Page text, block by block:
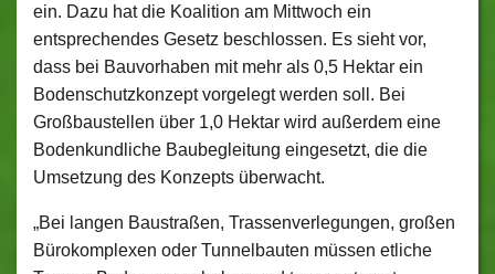
ein. Dazu hat die Koalition am Mittwoch ein
entsprechendes Gesetz beschlossen. Es sieht vor,
dass bei Bauvorhaben mit mehr als 0,5 Hektar ein
Bodenschutzkonzept vorgelegt werden soll. Bei
Großbaustellen über 1,0 Hektar wird außerdem eine
Bodenkundliche Baubegleitung eingesetzt, die die
Umsetzung des Konzepts überwacht.
„Bei langen Baustraßen, Trassenverlegungen, großen
Bürokomplexen oder Tunnelbauten müssen etliche